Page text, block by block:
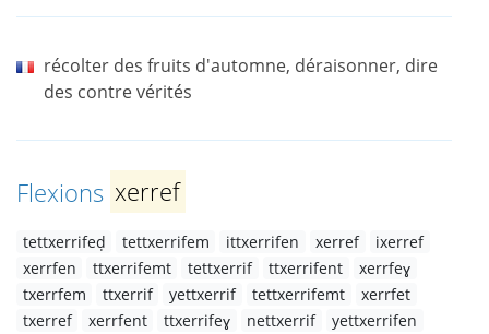
récolter des fruits d'automne, déraisonner, dire
des contre vérités
Flexions xerref
tettxerrifeḍ tettxerrifem ittxerrifen xerref
ixerref
xerrfen
ttxerrifemt tettxerrif ttxerrifent
xerrfeɣ
txerrfem
ttxerrif yettxerrif tettxerrifemt
xerrfet
txerref
xerrfent ttxerrifeɣ nettxerrif
yettxerrifen